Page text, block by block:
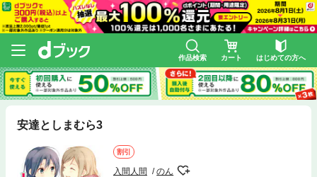
作品検索 カート はじめての方へ
安達としまむら3
割引
入間人間 のん